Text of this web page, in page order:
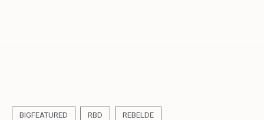
BIGFEATURED RBD REBELDE